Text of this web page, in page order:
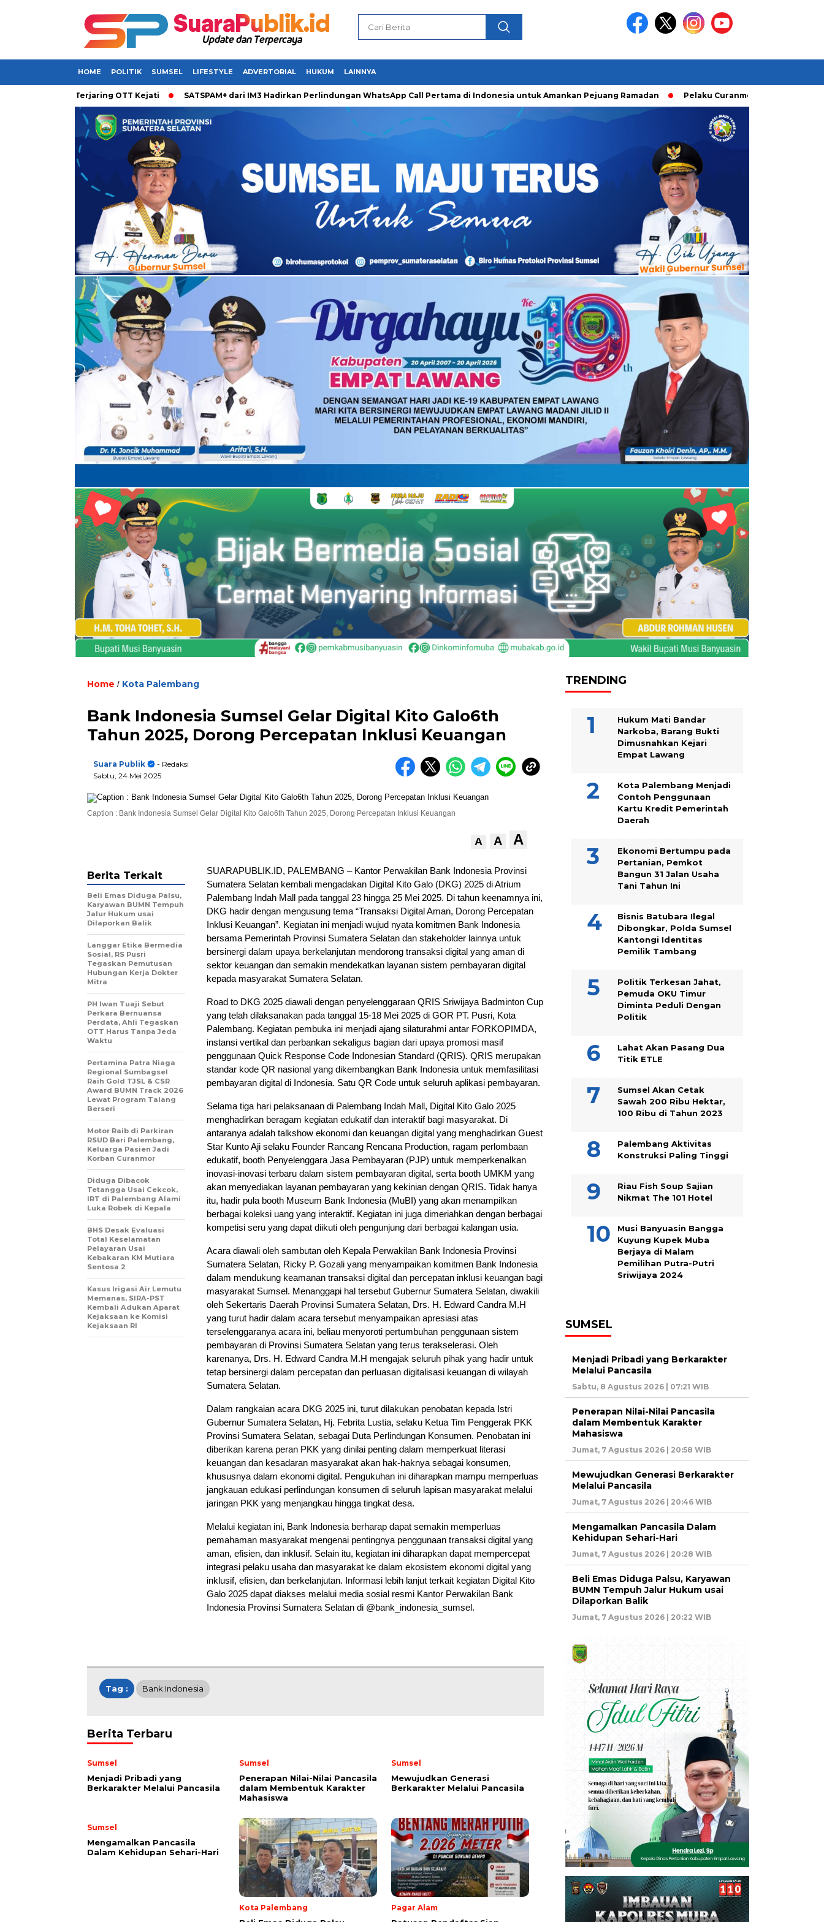
HOME POLITIK SUMSEL LIFESTYLE ADVERTORIAL HUKUM LAINNYA
Terjaring OTT Kejati SATSPAM+ dari IM3 Hadirkan Perlindungan WhatsApp Call Pertama di Indonesia untuk Amankan Pejuang Ramadan Pelaku Curanmor diringkusi Unit Ranmor
Home / Kota Palembang
Bank Indonesia Sumsel Gelar Digital Kito Galo6th
Tahun 2025, Dorong Percepatan Inklusi Keuangan
Suara Publik
- Redaksi
Sabtu, 24 Mei 2025
Caption : Bank Indonesia Sumsel Gelar Digital Kito Galo6th Tahun 2025, Dorong Percepatan Inklusi Keuangan
A A A
SUARAPUBLIK.ID, PALEMBANG – Kantor Perwakilan Bank Indonesia Provinsi
Sumatera Selatan kembali mengadakan Digital Kito Galo (DKG) 2025 di Atrium
Palembang Indah Mall pada tanggal 23 hingga 25 Mei 2025. Di tahun keenamnya ini,
DKG hadir dengan mengusung tema “Transaksi Digital Aman, Dorong Percepatan
Inklusi Keuangan”. Kegiatan ini menjadi wujud nyata komitmen Bank Indonesia
bersama Pemerintah Provinsi Sumatera Selatan dan stakeholder lainnya untuk
bersinergi dalam upaya berkelanjutan mendorong transaksi digital yang aman di
sektor keuangan dan semakin mendekatkan layanan sistem pembayaran digital
kepada masyarakat Sumatera Selatan.
Road to DKG 2025 diawali dengan penyelenggaraan QRIS Sriwijaya Badminton Cup
yang telah dilaksanakan pada tanggal 15-18 Mei 2025 di GOR PT. Pusri, Kota
Palembang. Kegiatan pembuka ini menjadi ajang silaturahmi antar FORKOPIMDA,
instansi vertikal dan perbankan sekaligus bagian dari upaya promosi masif
penggunaan Quick Response Code Indonesian Standard (QRIS). QRIS merupakan
standar kode QR nasional yang dikembangkan Bank Indonesia untuk memfasilitasi
pembayaran digital di Indonesia. Satu QR Code untuk seluruh aplikasi pembayaran.
Selama tiga hari pelaksanaan di Palembang Indah Mall, Digital Kito Galo 2025
menghadirkan beragam kegiatan edukatif dan interaktif bagi masyarakat. Di
antaranya adalah talkshow ekonomi dan keuangan digital yang menghadirkan Guest
Star Kunto Aji selaku Founder Rancang Rencana Production, ragam perlombaan
edukatif, booth Penyelenggara Jasa Pembayaran (PJP) untuk memperkenalkan
inovasi-inovasi terbaru dalam sistem pembayaran digital, serta booth UMKM yang
akan menyediakan layanan pembayaran yang kekinian dengan QRIS. Tidak hanya
itu, hadir pula booth Museum Bank Indonesia (MuBI) yang akan menampilkan
berbagai koleksi uang yang interaktif. Kegiatan ini juga dimeriahkan dengan berbagai
kompetisi seru yang dapat diikuti oleh pengunjung dari berbagai kalangan usia.
Acara diawali oleh sambutan oleh Kepala Perwakilan Bank Indonesia Provinsi
Sumatera Selatan, Ricky P. Gozali yang menyampaikan komitmen Bank Indonesia
dalam mendukung keamanan transaksi digital dan percepatan inklusi keuangan bagi
masyarakat Sumsel. Menanggapi hal tersebut Gubernur Sumatera Selatan, diwakili
oleh Sekertaris Daerah Provinsi Sumatera Selatan, Drs. H. Edward Candra M.H
yang turut hadir dalam acara tersebut menyampaikan apresiasi atas
terselenggaranya acara ini, beliau menyoroti pertumbuhan penggunaan sistem
pembayaran di Provinsi Sumatera Selatan yang terus terakselerasi. Oleh
karenanya, Drs. H. Edward Candra M.H mengajak seluruh pihak yang hadir untuk
tetap bersinergi dalam percepatan dan perluasan digitalisasi keuangan di wilayah
Sumatera Selatan.
Dalam rangkaian acara DKG 2025 ini, turut dilakukan penobatan kepada Istri
Gubernur Sumatera Selatan, Hj. Febrita Lustia, selaku Ketua Tim Penggerak PKK
Provinsi Sumatera Selatan, sebagai Duta Perlindungan Konsumen. Penobatan ini
diberikan karena peran PKK yang dinilai penting dalam memperkuat literasi
keuangan dan kesadaran masyarakat akan hak-haknya sebagai konsumen,
khususnya dalam ekonomi digital. Pengukuhan ini diharapkan mampu memperluas
jangkauan edukasi perlindungan konsumen di seluruh lapisan masyarakat melalui
jaringan PKK yang menjangkau hingga tingkat desa.
Melalui kegiatan ini, Bank Indonesia berharap dapat semakin memperluas
pemahaman masyarakat mengenai pentingnya penggunaan transaksi digital yang
aman, efisien, dan inklusif. Selain itu, kegiatan ini diharapkan dapat mempercepat
integrasi pelaku usaha dan masyarakat ke dalam ekosistem ekonomi digital yang
inklusif, efisien, dan berkelanjutan. Informasi lebih lanjut terkait kegiatan Digital Kito
Galo 2025 dapat diakses melalui media sosial resmi Kantor Perwakilan Bank
Indonesia Provinsi Sumatera Selatan di @bank_indonesia_sumsel.
Berita Terkait
Beli Emas Diduga Palsu,
Karyawan BUMN Tempuh
Jalur Hukum usai
Dilaporkan Balik
Langgar Etika Bermedia
Sosial, RS Pusri
Tegaskan Pemutusan
Hubungan Kerja Dokter
Mitra
PH Iwan Tuaji Sebut
Perkara Bernuansa
Perdata, Ahli Tegaskan
OTT Harus Tanpa Jeda
Waktu
Pertamina Patra Niaga
Regional Sumbagsel
Raih Gold TJSL & CSR
Award BUMN Track 2026
Lewat Program Talang
Berseri
Motor Raib di Parkiran
RSUD Bari Palembang,
Keluarga Pasien Jadi
Korban Curanmor
Diduga Dibacok
Tetangga Usai Cekcok,
IRT di Palembang Alami
Luka Robek di Kepala
BHS Desak Evaluasi
Total Keselamatan
Pelayaran Usai
Kebakaran KM Mutiara
Sentosa 2
Kasus Irigasi Air Lemutu
Memanas, SIRA-PST
Kembali Adukan Aparat
Kejaksaan ke Komisi
Kejaksaan RI
Tag : Bank Indonesia
Berita Terbaru
Sumsel
Menjadi Pribadi yang
Berkarakter Melalui Pancasila
Sumsel
Penerapan Nilai-Nilai Pancasila
dalam Membentuk Karakter
Mahasiswa
Sumsel
Mewujudkan Generasi
Berkarakter Melalui Pancasila
Sumsel
Mengamalkan Pancasila
Dalam Kehidupan Sehari-Hari
Kota Palembang Pagar Alam
TRENDING
Hukum Mati Bandar
Narkoba, Barang Bukti
Dimusnahkan Kejari
Empat Lawang
Kota Palembang Menjadi
Contoh Penggunaan
Kartu Kredit Pemerintah
Daerah
Ekonomi Bertumpu pada
Pertanian, Pemkot
Bangun 31 Jalan Usaha
Tani Tahun Ini
Bisnis Batubara Ilegal
Dibongkar, Polda Sumsel
Kantongi Identitas
Pemilik Tambang
Politik Terkesan Jahat,
Pemuda OKU Timur
Diminta Peduli Dengan
Politik
Lahat Akan Pasang Dua
Titik ETLE
Sumsel Akan Cetak
Sawah 200 Ribu Hektar,
100 Ribu di Tahun 2023
Palembang Aktivitas
Konstruksi Paling Tinggi
Riau Fish Soup Sajian
Nikmat The 101 Hotel
Musi Banyuasin Bangga
Kuyung Kupek Muba
Berjaya di Malam
Pemilihan Putra-Putri
Sriwijaya 2024
SUMSEL
Menjadi Pribadi yang Berkarakter
Melalui Pancasila
Sabtu, 8 Agustus 2026 | 07:21 WIB
Penerapan Nilai-Nilai Pancasila
dalam Membentuk Karakter
Mahasiswa
Jumat, 7 Agustus 2026 | 20:58 WIB
Mewujudkan Generasi Berkarakter
Melalui Pancasila
Jumat, 7 Agustus 2026 | 20:46 WIB
Mengamalkan Pancasila Dalam
Kehidupan Sehari-Hari
Jumat, 7 Agustus 2026 | 20:28 WIB
Beli Emas Diduga Palsu, Karyawan
BUMN Tempuh Jalur Hukum usai
Dilaporkan Balik
Jumat, 7 Agustus 2026 | 20:22 WIB